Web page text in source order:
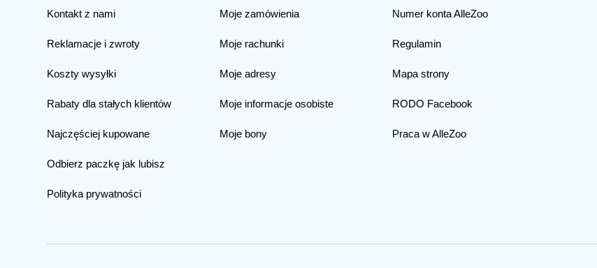
Kontakt z nami
Reklamacje i zwroty
Koszty wysyłki
Rabaty dla stałych klientów
Najczęściej kupowane
Odbierz paczkę jak lubisz
Polityka prywatności
Moje zamówienia
Moje rachunki
Moje adresy
Moje informacje osobiste
Moje bony
Numer konta AlleZoo
Regulamin
Mapa strony
RODO Facebook
Praca w AlleZoo